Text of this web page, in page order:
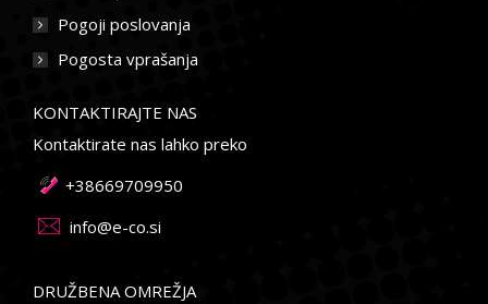
Pogoji poslovanja
Pogosta vprašanja
KONTAKTIRAJTE NAS
Kontaktirate nas lahko preko
+38669709950
info@e-co.si
DRUŽBENA OMREŽJA